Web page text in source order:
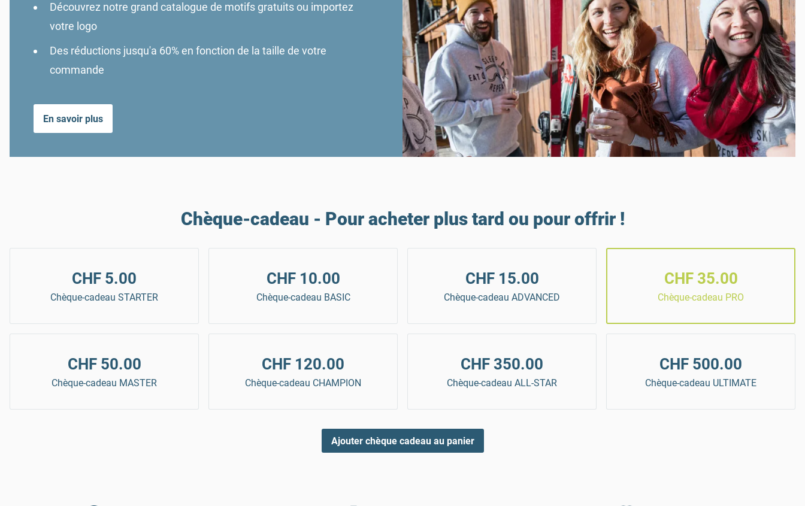
Découvrez notre grand catalogue de motifs gratuits ou importez
votre logo
Des réductions jusqu'a 60% en fonction de la taille de votre
commande
En savoir plus
Chèque-cadeau - Pour acheter plus tard ou pour offrir !
CHF 5.00
Chèque-cadeau STARTER
CHF 10.00
Chèque-cadeau BASIC
CHF 15.00
Chèque-cadeau ADVANCED
CHF 35.00
Chèque-cadeau PRO
CHF 50.00
Chèque-cadeau MASTER
CHF 120.00
Chèque-cadeau CHAMPION
CHF 350.00
Chèque-cadeau ALL-STAR
CHF 500.00
Chèque-cadeau ULTIMATE
Ajouter chèque cadeau au panier